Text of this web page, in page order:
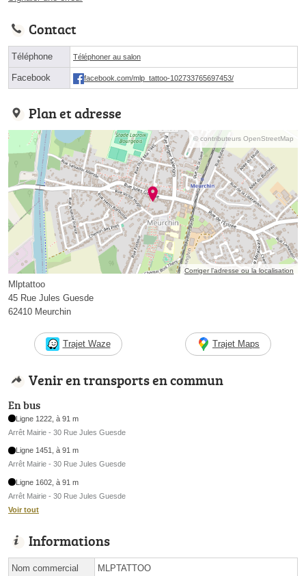
Contact
Téléphone Téléphoner au salon
Facebook facebook.com/mlp_tattoo-102733765697453/
Plan et adresse
© contributeurs OpenStreetMap
Corriger l’adresse ou la localisation
Mlptattoo
45 Rue Jules Guesde
62410 Meurchin
Trajet Waze Trajet Maps
Venir en transports en commun
En bus
Ligne 1222, à 91 m
Arrêt Mairie - 30 Rue Jules Guesde
Ligne 1451, à 91 m
Arrêt Mairie - 30 Rue Jules Guesde
Ligne 1602, à 91 m
Arrêt Mairie - 30 Rue Jules Guesde
Voir tout
Informations
Nom commercial MLPTATTOO